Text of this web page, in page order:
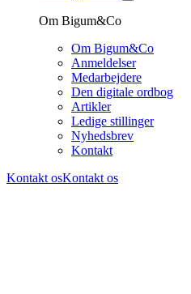
Om Bigum&Co
Om Bigum&Co
Anmeldelser
Medarbejdere
Den digitale ordbog
Artikler
Ledige stillinger
Nyhedsbrev
Kontakt
Kontakt osKontakt os